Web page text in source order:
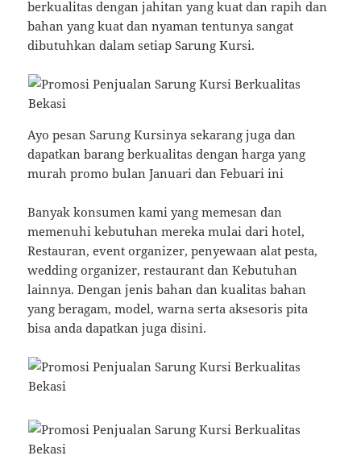
berkualitas dengan jahitan yang kuat dan rapih dan
bahan yang kuat dan nyaman tentunya sangat
dibutuhkan dalam setiap Sarung Kursi.
Ayo pesan Sarung Kursinya sekarang juga dan
dapatkan barang berkualitas dengan harga yang
murah promo bulan Januari dan Febuari ini
Banyak konsumen kami yang memesan dan
memenuhi kebutuhan mereka mulai dari hotel,
Restauran, event organizer, penyewaan alat pesta,
wedding organizer, restaurant dan Kebutuhan
lainnya. Dengan jenis bahan dan kualitas bahan
yang beragam, model, warna serta aksesoris pita
bisa anda dapatkan juga disini.